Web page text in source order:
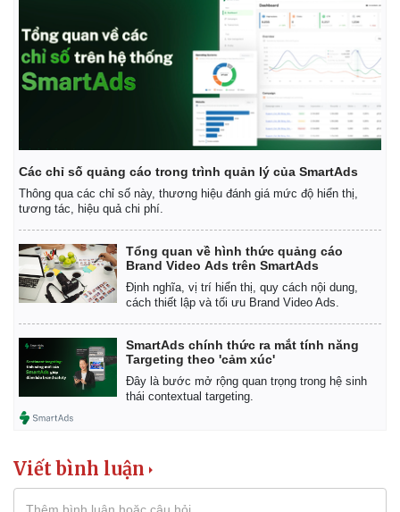
Các chỉ số quảng cáo trong trình quản lý của SmartAds
Thông qua các chỉ số này, thương hiệu đánh giá mức độ hiển thị,
tương tác, hiệu quả chi phí.
Tổng quan về hình thức quảng cáo
Brand Video Ads trên SmartAds
Định nghĩa, vị trí hiển thị, quy cách nội dung,
cách thiết lập và tối ưu Brand Video Ads.
SmartAds chính thức ra mắt tính năng
Targeting theo 'cảm xúc'
Đây là bước mở rộng quan trọng trong hệ sinh
thái contextual targeting.
Viết bình luận